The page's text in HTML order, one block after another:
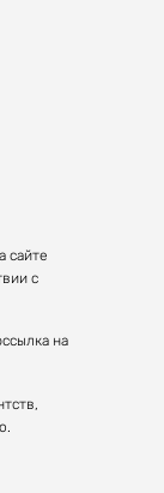
мире
сайте
с
на